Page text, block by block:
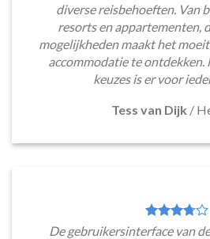
diverse reisbehoeften. Van
resorts en appartementen,
mogelijkheden maakt het
accommodatie te ontdekken.
keuzes is er voor
Tess van Dijk /
De gebruikersinterface van